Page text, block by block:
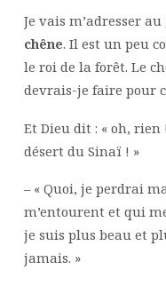
Je vais m’adresser
chêne. Il est un peu
le roi de la forêt. Le
devrais-je faire pour
Et Dieu dit : « oh,
désert du Sinaï ! »
– « Quoi, je perdrai
m’entourent et qui
je suis plus beau et
jamais. »